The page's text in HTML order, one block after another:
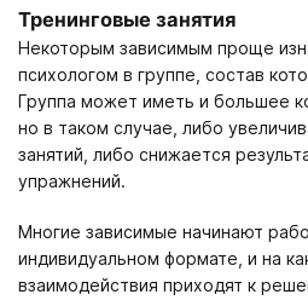
Тренинговые занятия
Некоторым зависимым проще
психологом в группе, состав
Группа может иметь и большее
но в таком случае, либо
занятий, либо снижается
упражнений.
Многие зависимые начинают
индивидуальном формате, и на
взаимодействия приходят к